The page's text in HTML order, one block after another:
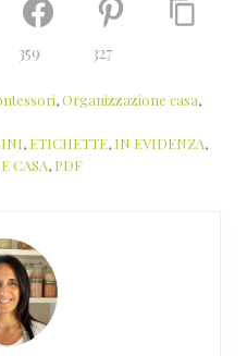
359 327
,Organizzazione casa,
, ETICHETTE, IN EVIDENZA,
CASA, PDF